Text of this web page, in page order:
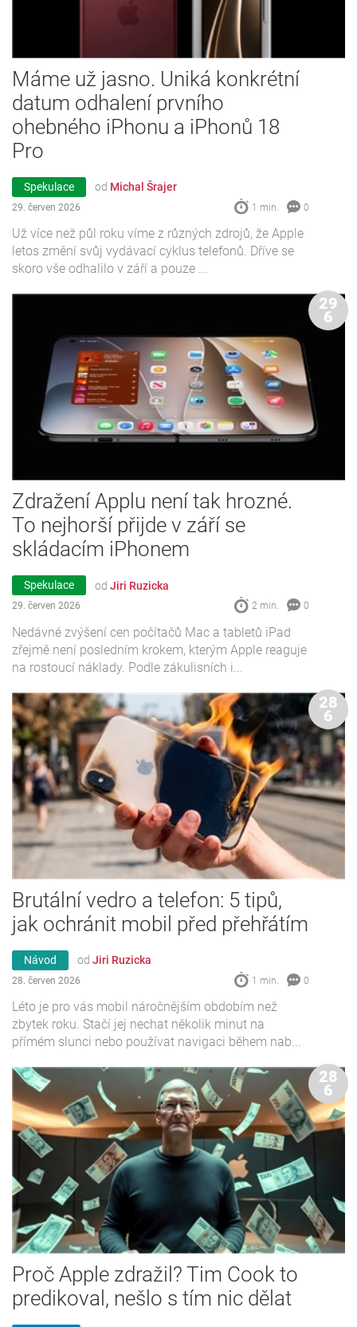
Máme už jasno. Uniká konkrétní
datum odhalení prvního
ohebného iPhonu a iPhonů 18
Pro
Spekulace od Michal Šrajer
29. červen 2026 1 min. 0
Už více než půl roku víme z různých zdrojů, že Apple
letos změní svůj vydávací cyklus telefonů. Dříve se
skoro vše odhalilo v září a pouze ...
Zdražení Applu není tak hrozné.
To nejhorší přijde v září se
skládacím iPhonem
Spekulace od Jiri Ruzicka
29. červen 2026 2 min. 0
Nedávné zvýšení cen počítačů Mac a tabletů iPad
zřejmě není posledním krokem, kterým Apple reaguje
na rostoucí náklady. Podle zákulisních i...
29
6
Brutální vedro a telefon: 5 tipů,
jak ochránit mobil před přehřátím
Návod od Jiri Ruzicka
28. červen 2026 1 min. 0
Léto je pro vás mobil náročnějším obdobím než
zbytek roku. Stačí jej nechat několik minut na
přímém slunci nebo používat navigaci během nab...
28
6
Proč Apple zdražil? Tim Cook to
predikoval, nešlo s tím nic dělat
28
6